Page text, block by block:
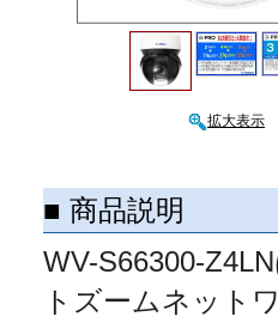
拡大表示
■ 商品説明
WV-S66300-
トズームネット